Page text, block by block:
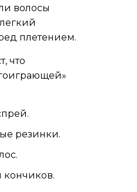
волосы
плетением.
что
резинки.
кончиков.